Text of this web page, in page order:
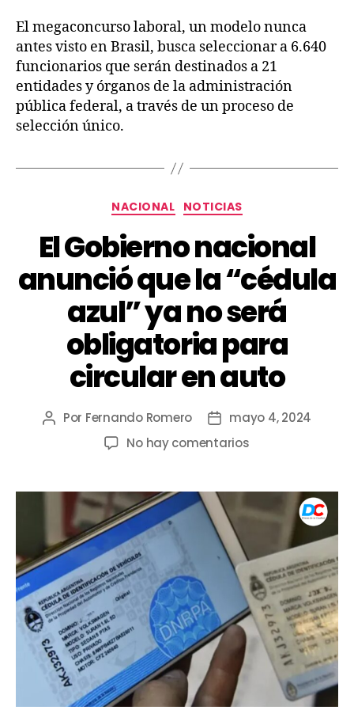
El megaconcurso laboral, un modelo nunca
antes visto en Brasil, busca seleccionar a 6.640
funcionarios que serán destinados a 21
entidades y órganos de la administración
pública federal, a través de un proceso de
selección único.
NACIONAL NOTICIAS
El Gobierno nacional
anunció que la “cédula
azul” ya no será
obligatoria para
circular en auto
Por Fernando Romero
mayo 4, 2024
No hay comentarios